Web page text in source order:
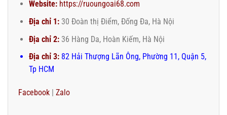
Website: https://ruoungoai68.com
Địa chỉ 1:30 Đoàn thị Điểm, Đống Đa, Hà Nội
Địa chỉ 2:36 Hàng Da, Hoàn Kiếm, Hà Nội
Địa chỉ 3:82 Hải Thượng Lãn Ông, Phường 11, Quận 5,
Tp HCM
Facebook | Zalo